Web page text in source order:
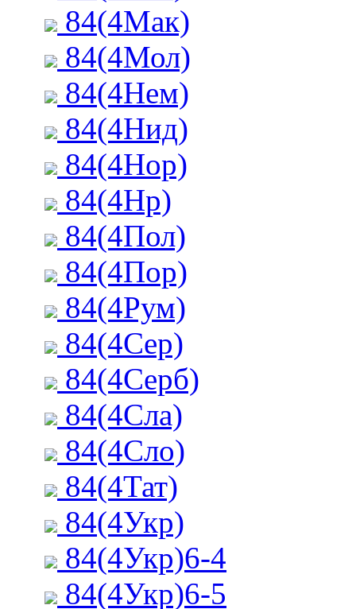
84(4Мак)
84(4Мол)
84(4Нем)
84(4Нид)
84(4Нор)
84(4Нр)
84(4Пол)
84(4Пор)
84(4Рум)
84(4Сер)
84(4Серб)
84(4Сла)
84(4Сло)
84(4Тат)
84(4Укр)
84(4Укр)6-4
84(4Укр)6-5